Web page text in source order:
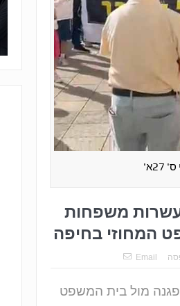
ה"הומלסים" של קרית אחדות 3: עשרות משפחות
המחוזי בחיפה
Email
הגיעו להפגנה מול בית המשפט